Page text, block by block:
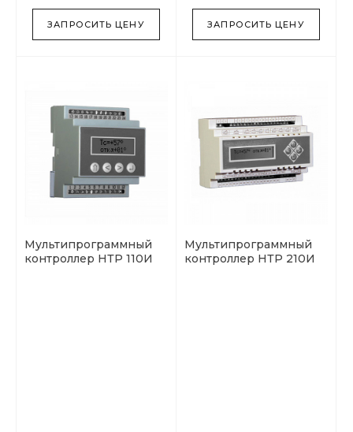
ЗАПРОСИТЬ ЦЕНУ ЗАПРОСИТЬ ЦЕНУ
Мультипрограммный
контроллер НТР 110И
Мультипрограммный
контроллер НТР 210И